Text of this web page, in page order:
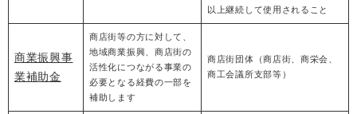
以上継続して使用されること
商業振興事
業補助金
商店街等の方に対して、
地域商業振興、商店街の
活性化につながる事業の
必要となる経費の一部を
補助します
商店街団体（商店街、商栄会、
商工会議所支部等）